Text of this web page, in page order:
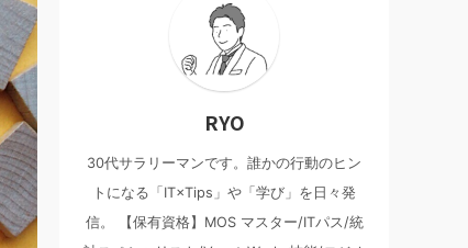
RYO
30代サラリーマンです。誰かの行動のヒン
トになる「IT×Tips」や「学び」を日々発
信。 【保有資格】MOS マスター/ITパス/統